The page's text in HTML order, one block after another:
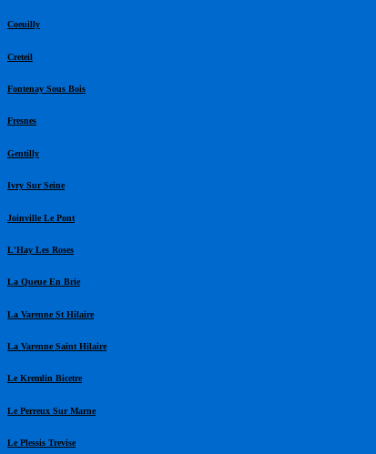
Coeuilly
Creteil
Fontenay Sous Bois
Fresnes
Gentilly
Ivry Sur Seine
Joinville Le Pont
L'Hay Les Roses
La Queue En Brie
La Varenne St Hilaire
La Varenne Saint Hilaire
Le Kremlin Bicetre
Le Perreux Sur Marne
Le Plessis Trevise